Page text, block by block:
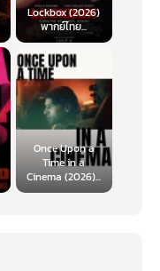
Lockbox (2026)
พากย์ไทย...
Once Upon a
Time in a
Cinema (2026)...